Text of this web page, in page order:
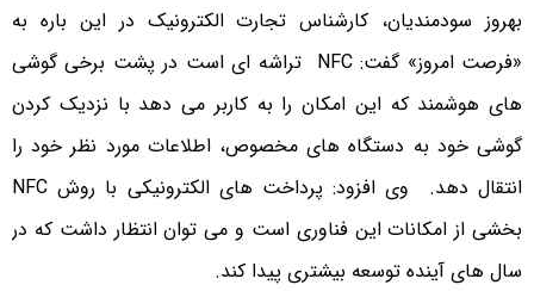
بهروز سودمندیان، کارشناس تجارت الکترونیک در این باره به
«فرصت امروز» گفت: NFC تراشه ای است در پشت برخی گوشی
های هوشمند که این امکان را به کاربر می دهد با نزدیک کردن
گوشی خود به دستگاه های مخصوص، اطلاعات مورد نظر خود را
انتقال دهد. وی افزود: پرداخت های الکترونیکی با روش NFC
بخشی از امکانات این فناوری است و می توان انتظار داشت که در
سال های آینده توسعه بیشتری پیدا کند.